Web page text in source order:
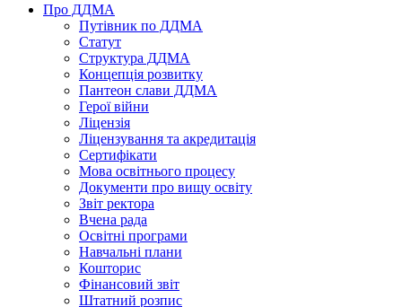
Про ДДМА
Путівник по ДДМА
Статут
Структура ДДМА
Концепція розвитку
Пантеон слави ДДМА
Герої війни
Ліцензія
Ліцензування та акредитація
Сертифікати
Мова освітнього процесу
Документи про вищу освіту
Звіт ректора
Вчена рада
Освітні програми
Навчальні плани
Кошторис
Фінансовий звіт
Штатний розпис